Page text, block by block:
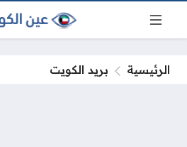
الرئيسية بريد الكويت